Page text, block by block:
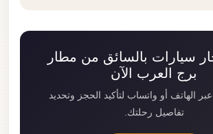
سيارات بالسائق من مطار
برج العرب الآن
الهاتف أو واتساب لتأكيد الحجز وتحديد
تفاصيل رحلتك.